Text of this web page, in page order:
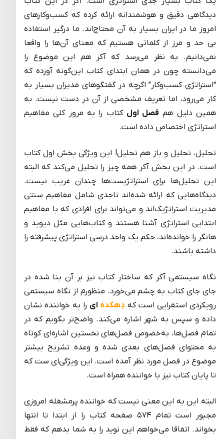
دیدگاهی دقیق و هوشمندانه ارائه کرده که کسب‌وکارهای
امروز ما در ایران بسیار به آن محتاج‌اند. ما درگیر استفاده
بی حد و مرز از کلماتی هستیم که معنای آن‌ها را واقعا
نمی‌دانیم. به نظر می‌رسد که آکر هم این موضوع را
می‌دانسته چون در همان ابتدای کتاب این‌گونه آورده که
“استراتژی کسب‌وکار” اگرچه در گفتگوهای مدیران بسیار به
کار می‌رود، اما تعریف مشخصی از آن در دست نیست. به
همین دلیل هم فصل اول کتاب را به مرور کلی مفاهیم
استراتژی اختصاص داده است.
تحلیل، تحلیل و باز هم تحلیل! این ویژگی بخش اول کتاب
است. در این بخش آکر همه چیز را تحلیل می‌کند که البته
این تحلیل‌ها برای استراتژیست‌ها چندان غریب نیست.
دیدگاه‌هایی که ارائه شده‌اند تاحدی شامل مفاهیم سنتی
مدیریت استراتژیک‌اند و می‌تواند برای افرادی که با مفاهیم
ابتدایی استراتژی آشنا هستند و کتاب‌هایی مثل دیوید و
هانگر را خوانده‌اند، حکم یک واحد درسی استراتژی پیشرفته را
داشته باشند.
نگاه سیستمی آکر که ساختار کتاب نیز بر آن بنا شده در
جای جای کتاب به چشم می‌خورد. منظورم از نگاه سیستمی
‌رویکردی استقرایی است که دِهکده ای را به خواننده نشان
داده و سپس به شهر اشاره می‌کند. واضح‌تر بگویم که در
تمام فصل‌ها، به‌خصوص فصل‌های نخستین اشاره‌ای کوتاه
به محتوای فصل‌های بعدی شده و وعده تشریح بیشتر
موضوع در فصل مورد نظر آمده است. این ویژگی‌ای ست که
تا پایان کتاب نیز با خواننده همراه است.
البته این به این معنی نیست که خواننده پرمشغله امروزی
مجبور است تمام ۵۷۴ صفحه کتاب را از ابتدا تا انتها
بخواند. اتفاقا می‌خواهم این نوید را به شما بدهم که فقط